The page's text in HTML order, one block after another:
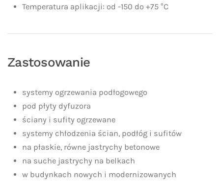
Temperatura aplikacji: od -150 do +75 °C
Zastosowanie
systemy ogrzewania podłogowego
pod płyty dyfuzora
ściany i sufity ogrzewane
systemy chłodzenia ścian, podłóg i sufitów
na płaskie, równe jastrychy betonowe
na suche jastrychy na belkach
w budynkach nowych i modernizowanych